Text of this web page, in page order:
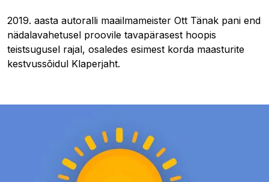
2019. aasta autoralli maailmameister Ott Tänak pani end
nädalavahetusel proovile tavapärasest hoopis
teistsugusel rajal, osaledes esimest korda maasturite
kestvussõidul Klaperjaht.